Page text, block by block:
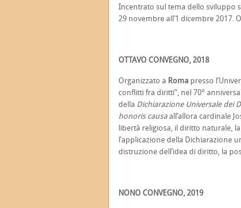
Incentrato sul tema dello sviluppo
29 novembre all’1 dicembre 2017.
OTTAVO CONVEGNO, 2018
Organizzato a Roma presso
conflitti fra diritti”, nel 70°
della Dichiarazione Universale dei
honoris causa all’allora cardinale
libertà religiosa, il diritto naturale,
l’applicazione della Dichiarazione
distruzione dell’idea di diritto, la
NONO CONVEGNO, 2019